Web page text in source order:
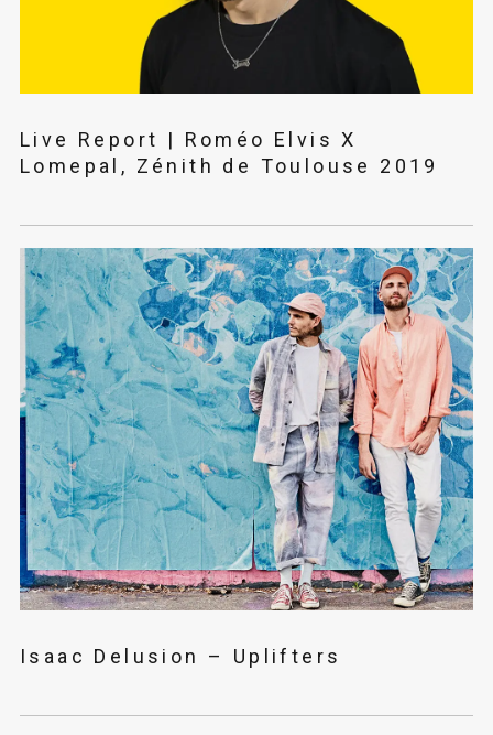
Live Report | Roméo Elvis X
Lomepal, Zénith de Toulouse 2019
Isaac Delusion – Uplifters